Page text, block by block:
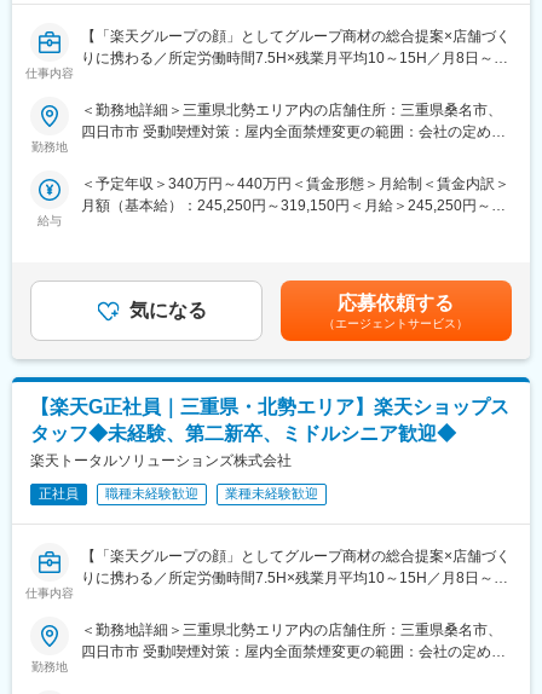
■当社について：
で、事業運営に必要な企画、立ち上げ、コンサルティング、オペ
レーション管理、システム・インフラ整備までを一括して提供し
変更の範囲：会社の定める業務
■教育体制：
入社後1ヶ月は店舗で実践研修を実施。サービス知識・業務の流れ
ル習得も可能です。
■このポジションの魅力：
料金体系が他キャリアよりシンプルで覚えやすく、提案力を磨き
やすい環境。業界未経験でも短期間で成長し、早期独り立ちが可
案や企画が運営に反映されやすい環境です。
■キャリアパス：
現場からキャリアをスタートし、単店舗だけでなく複数店舗を統
括するスーパーバイザー（RSV）や、担当エリアの方針策定を行
うマネージャー等、より広いマネジメントにも挑戦できます。ま
た、東京本社での人事・業務統括など、店舗運営を支える役割へ
のキャリアチェンジ実績も複数あります。事業運営にどう関わっ
ていきたいか、経験を積みながら多様なキャリアを描ける環境で
す。
1店舗あたり店長1名、スタッフ5～15名で運営。チームワークを
重視し相談し合える職場です。
■当社について：
2023年2月に設立された楽天グループ100％出資の新会社で、企
仕事内容
【「楽天グループの顔」としてグループ商材の総合提案×店舗づく
りに携わる／所定労働時間7.5H×残業月平均10～15H／月8日～休
楽天モバイルショップに来店されるお客様へ、スマートフォン・
料金プラン・楽天カード・楽天市場・楽天ポイントなど、楽天経
て、お客様の生活をより豊かにするトータルサポートを行うポジ
ションです。
・新規契約・機種変更の受付および提案
・料金プラン、楽天ポイント活用、楽天カード、各種サービスの
案内
・スマホの初期設定・データ移行サポート
・問い合わせ対応
◇店舗運営
・在庫管理、売り場づくり、POP作成
・KPI管理・数値振り返り
■教育体制：
サービス知識・業務の流れなど基礎から学べ、楽天グループ共通
のeラーニングでビジネススキルの習得も可能。未経験でも安心し
勤務地
＜勤務地詳細＞三重県北勢エリア内の店舗住所：三重県桑名市、
四日市市 受動喫煙対策：屋内全面禁煙変更の範囲：会社の定める
給与
＜予定年収＞340万円～440万円＜賃金形態＞月給制＜賃金内訳＞
月額（基本給）：245,250円～319,150円＜月給＞245,250円～
じて上下する可能性があります。月給(月額)は固定手当を含めた表
記です。気になる 応募依頼する
（エージェントサービス）
【楽天G正社員｜三重県・北勢エリア】楽天ショップス
タッフ◆未経験、第二新卒、ミドルシニア歓迎◆
楽天トータルソリューションズ株式会社
正社員 職種未経験歓迎 業種未経験歓迎
仕事内容
【「楽天グループの顔」としてグループ商材の総合提案×店舗づく
りに携わる／所定労働時間7.5H×残業月平均10～15H／月8日～休
楽天モバイルショップに来店されるお客様へ、スマートフォン・
料金プラン・楽天カード・楽天市場・楽天ポイントなど、楽天経
勤務地
＜勤務地詳細＞三重県北勢エリア内の店舗住所：三重県桑名市、
四日市市 受動喫煙対策：屋内全面禁煙変更の範囲：会社の定める